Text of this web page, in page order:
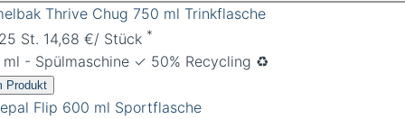
Thrive Chug 750 ml Trinkflasche
St. 14,68 €/ Stück *
ml - Spülmaschine ✓ 50% Recycling ♻️
Produkt